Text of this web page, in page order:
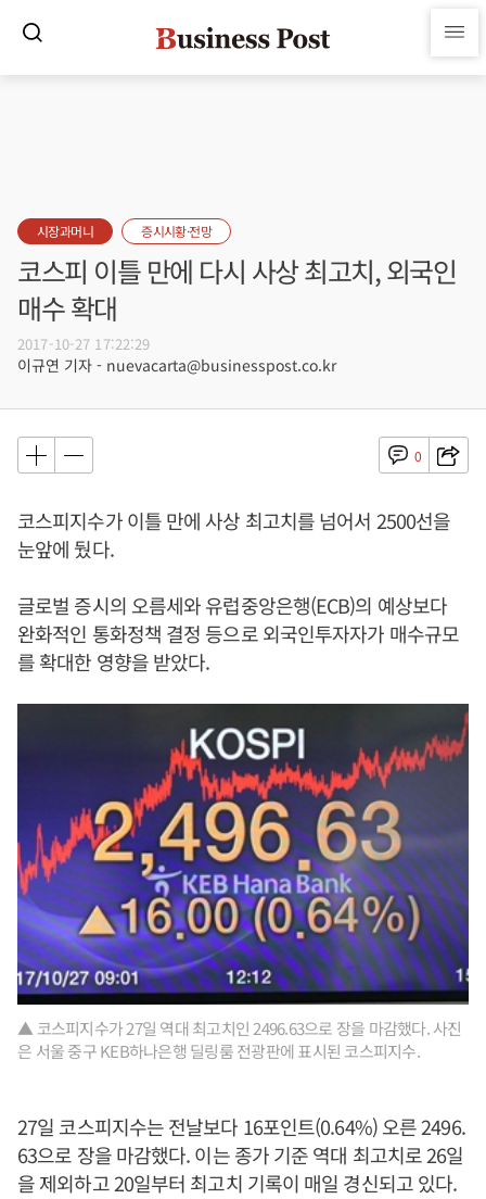
시장과머니 증시시황·전망
코스피 이틀 만에 다시 사상 최고치, 외국인
매수 확대
2017-10-27 17:22:29
이규연 기자 - nuevacarta@businesspost.co.kr
0
코스피지수가 이틀 만에 사상 최고치를 넘어서 2500선을
눈앞에 뒀다.
글로벌 증시의 오름세와 유럽중앙은행(ECB)의 예상보다
완화적인 통화정책 결정 등으로 외국인투자자가 매수규모
를 확대한 영향을 받았다.
▲ 코스피지수가 27일 역대 최고치인 2496.63으로 장을 마감했다. 사진
은 서울 중구 KEB하나은행 딜링룸 전광판에 표시된 코스피지수.
27일 코스피지수는 전날보다 16포인트(0.64%) 오른 2496.
63으로 장을 마감했다. 이는 종가 기준 역대 최고치로 26일
을 제외하고 20일부터 최고치 기록이 매일 경신되고 있다.